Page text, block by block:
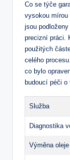
Co se týče
vysokou mírou
⁤jsou⁤
precizní práci.
použitých
celého
co​ bylo
budoucí ​péči
Služba
Diagnostika
Výměna oleje